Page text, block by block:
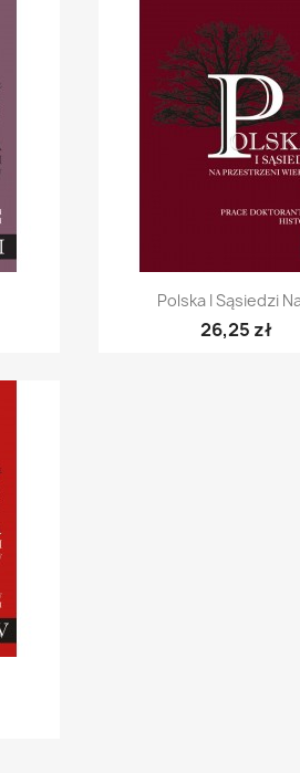
Szybki
Polska I Sąsiedzi
26,25 zł